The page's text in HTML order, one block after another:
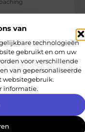
van
technologieën
gebruikt en om uw
voor verschillende
van gepersonaliseerde
websitegebruik.
informatie.
denken uit de